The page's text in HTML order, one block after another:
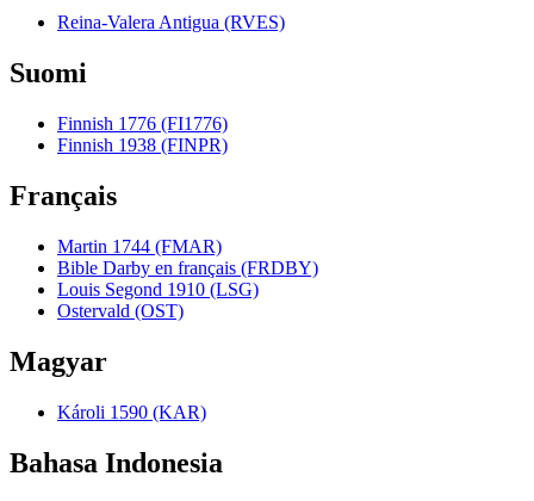
Reina-Valera Antigua (RVES)
Suomi
Finnish 1776 (FI1776)
Finnish 1938 (FINPR)
Français
Martin 1744 (FMAR)
Bible Darby en français (FRDBY)
Louis Segond 1910 (LSG)
Ostervald (OST)
Magyar
Károli 1590 (KAR)
Bahasa Indonesia